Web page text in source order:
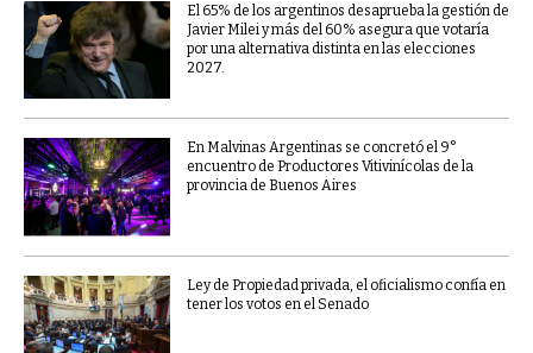
El 65% de los argentinos desaprueba la gestión de
Javier Milei y más del 60% asegura que votaría
por una alternativa distinta en las elecciones
2027.
En Malvinas Argentinas se concretó el 9°
encuentro de Productores Vitivinícolas de la
provincia de Buenos Aires
Ley de Propiedad privada, el oficialismo confía en
tener los votos en el Senado